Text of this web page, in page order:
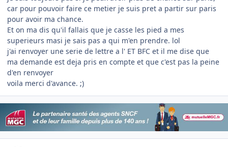
car pour pouvoir faire ce metier je suis pret a partir sur paris
pour avoir ma chance.
Et on ma dis qu'il fallais que je casse les pied a mes
superieurs masi je sais pas a qui m'en prendre. lol
j'ai renvoyer une serie de lettre a l' ET BFC et il me dise que
ma demande est deja pris en compte et que c'est pas la peine
d'en renvoyer
voila merci d'avance. ;)